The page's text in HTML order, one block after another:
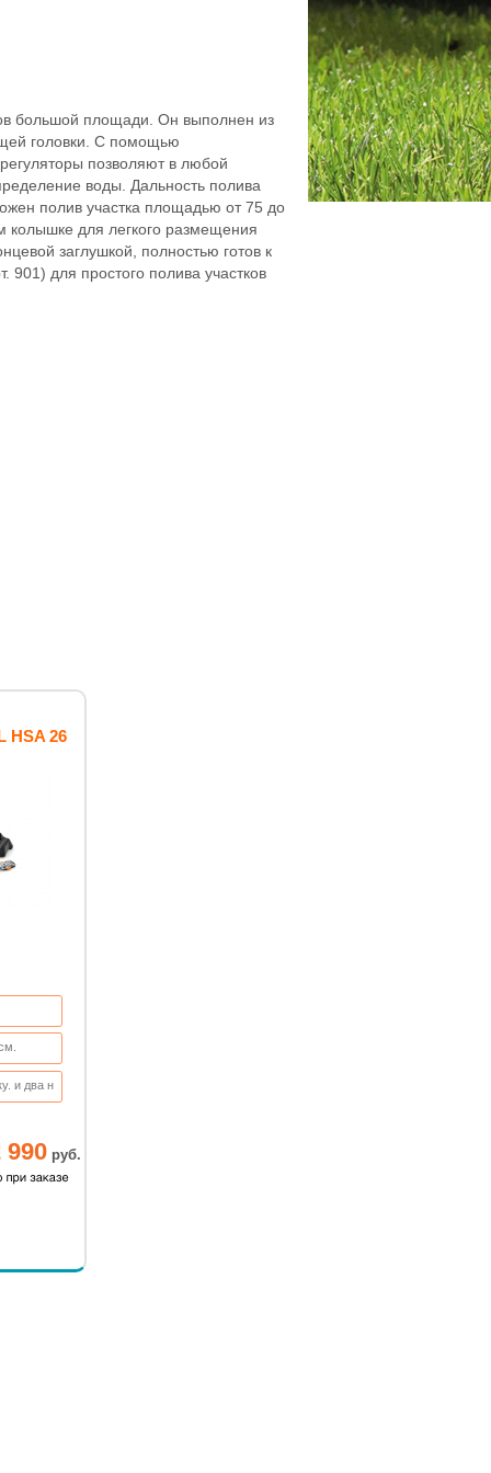
большой площади. Он выполнен из
головки. С помощью
позволяют в любой
воды. Дальность полива
полив участка площадью от 75 до
для легкого размещения
заглушкой, полностью готов к
для простого полива участков
HSA 26
и два н
990 руб.